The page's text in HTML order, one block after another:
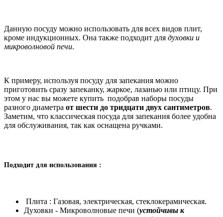
Данную посуду можно использовать для всех видов плит,
кроме индукционных. Она также подходит для духовки и
микроволновой печи.
К примеру, используя посуду для запекания можно
приготовить сразу запеканку, жаркое, лазанью или птицу. При
этом у нас вы можете купить подобрав наборы посуды
разного диаметра от шести до тридцати двух сантиметров.
Заметим, что классическая посуда для запекания более удобна
для обслуживания, так как оснащена ручками.
Подходит для использования :
Плита : Газовая, электрическая, стеклокерамическая.
Духовки - Микроволновые печи (устойчивы к